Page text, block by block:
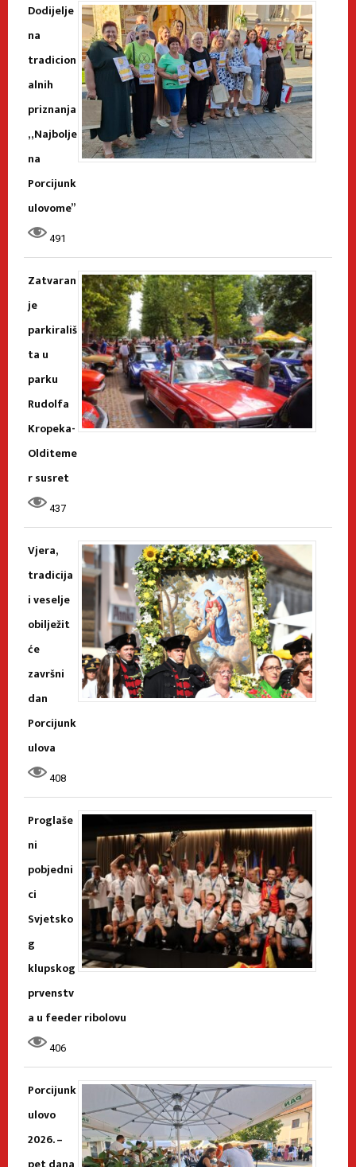
Dodijelje
na
tradicion
alnih
priznanja
„Najbolje
na
Porcijunk
ulovome”
491
Zatvaran
je
parkirališ
ta u
parku
Rudolfa
Kropeka-
Olditeme
r susret
437
Vjera,
tradicija
i veselje
obilježit
će
završni
dan
Porcijunk
ulova
408
Proglaše
ni
pobjedni
ci
Svjetsko
g
klupskog
prvenstv
a u feeder ribolovu
406
Porcijunk
ulovo
2026. –